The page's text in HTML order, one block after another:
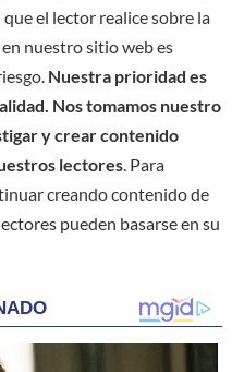
el lector realice sobre la
nuestro sitio web es
Nuestra prioridad es
Nos tomamos nuestro
y crear contenido
lectores. Para
creando contenido de
pueden basarse en su